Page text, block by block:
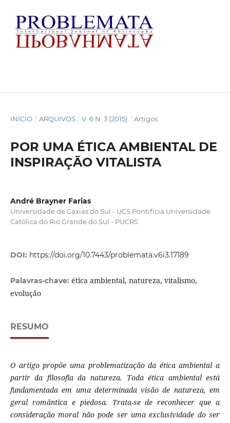
INÍCIO / ARQUIVOS / V. 6 N. 3 (2015) / Artigos
POR UMA ÉTICA AMBIENTAL DE
INSPIRAÇÃO VITALISTA
André Brayner Farias
Universidade de Caxias do Sul - UCS Pontifícia Universidade
Católica do Rio Grande do Sul - PUCRS
DOI: https://doi.org/10.7443/problemata.v6i3.17189
Palavras-chave: ética ambiental, natureza, vitalismo,
evolução
RESUMO
O artigo propõe uma problematização da ética ambiental a
partir da filosofia da natureza. Toda ética ambiental está
fundamentada em uma determinada visão de natureza, em
geral romântica e piedosa. Trata-se de reconhecer que a
consideração moral não pode ser uma exclusividade do ser